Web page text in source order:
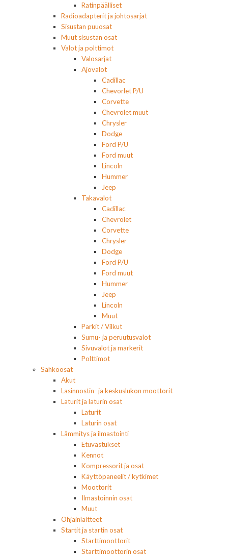
Ratinpäälliset
Radioadapterit ja johtosarjat
Sisustan puuosat
Muut sisustan osat
Valot ja polttimot
Valosarjat
Ajovalot
Cadillac
Chevorlet P/U
Corvette
Chevrolet muut
Chrysler
Dodge
Ford P/U
Ford muut
Lincoln
Hummer
Jeep
Takavalot
Cadillac
Chevrolet
Corvette
Chrysler
Dodge
Ford P/U
Ford muut
Hummer
Jeep
Lincoln
Muut
Parkit / Vilkut
Sumu- ja peruutusvalot
Sivuvalot ja markerit
Polttimot
Sähköosat
Akut
Lasinnostin- ja keskuslukon moottorit
Laturit ja laturin osat
Laturit
Laturin osat
Lämmitys ja ilmastointi
Etuvastukset
Kennot
Kompressorit ja osat
Käyttöpaneelit / kytkimet
Moottorit
Ilmastoinnin osat
Muut
Ohjainlaitteet
Startit ja startin osat
Starttimoottorit
Starttimoottorin osat